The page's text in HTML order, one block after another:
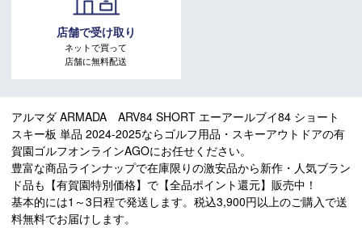
店舗で受け取り
ネットで買って
店舗に無料配送
アルマダ ARMADA ARV84 SHORT エーアールブイ84 ショート
スキー板 単品 2024-2025ならゴルフ用品・スキーアウトドアの有
賀園ゴルフオンラインAGOにお任せください。
豊富な商品ラインナップで在庫限りの激安品から新作・人気ブラン
ド品も【有賀園特別価格】で【全品ポイント還元】販売中！
基本的には1～3日程で発送します。税込3,900円以上のご購入で送
料無料でお届けします。